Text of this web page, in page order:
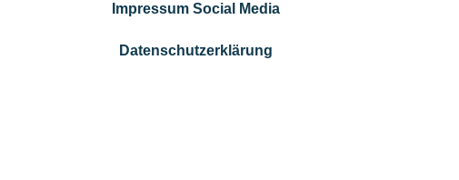
Impressum Social Media
Datenschutzerklärung